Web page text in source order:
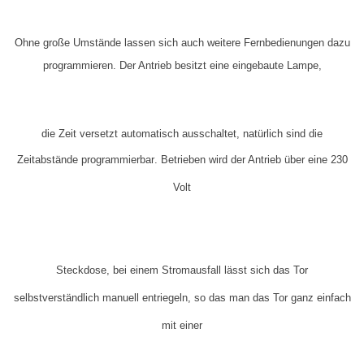
Ohne große Umstände lassen sich auch weitere Fernbedienungen dazu
programmieren. Der Antrieb besitzt eine eingebaute Lampe,
die Zeit versetzt automatisch ausschaltet, natürlich sind die
Zeitabstände programmierbar. Betrieben wird der Antrieb über eine 230
Volt
Steckdose, bei einem Stromausfall lässt sich das Tor
selbstverständlich manuell entriegeln, so das man das Tor ganz einfach
mit einer